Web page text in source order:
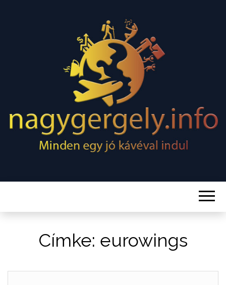
NAGY
GERGELY
Minden egy jó kávéval indul
Címke: eurowings